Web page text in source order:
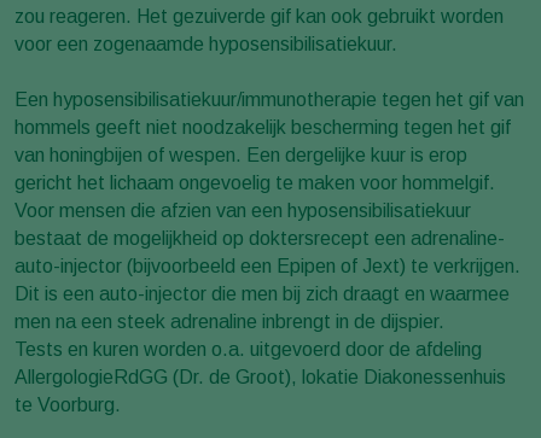
zou reageren. Het gezuiverde gif kan ook gebruikt worden
voor een zogenaamde hyposensibilisatiekuur.
Een hyposensibilisatiekuur/immunotherapie tegen het gif van
hommels geeft niet noodzakelijk bescherming tegen het gif
van honingbijen of wespen. Een dergelijke kuur is erop
gericht het lichaam ongevoelig te maken voor hommelgif.
Voor mensen die afzien van een hyposensibilisatiekuur
bestaat de mogelijkheid op doktersrecept een adrenaline-
auto-injector (bijvoorbeeld een Epipen of Jext) te verkrijgen.
Dit is een auto-injector die men bij zich draagt en waarmee
men na een steek adrenaline inbrengt in de dijspier.
Tests en kuren worden o.a. uitgevoerd door de afdeling
AllergologieRdGG (Dr. de Groot), lokatie Diakonessenhuis
te Voorburg.